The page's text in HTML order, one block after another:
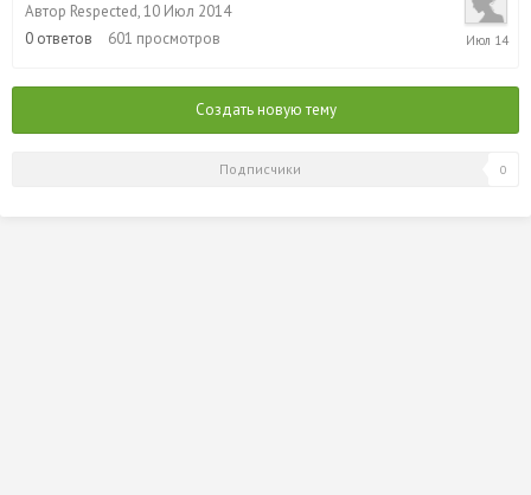
Автор Respected,10 Июл 2014
0 ответов 601 просмотров
10
Создать новую тему
Подписчики 0